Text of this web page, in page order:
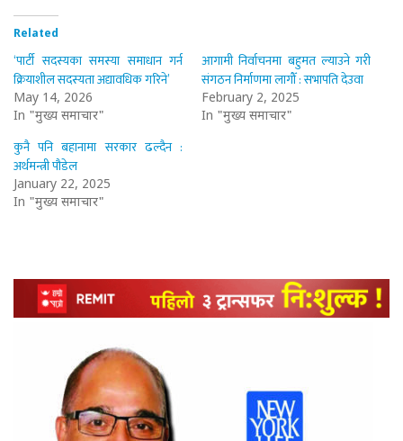
Related
‘पार्टी सदस्यका समस्या समाधान गर्न
क्रियाशील सदस्यता अद्यावधिक गरिने’
May 14, 2026
In "मुख्य समाचार"
आगामी निर्वाचनमा बहुमत ल्याउने गरी
संगठन निर्माणमा लागौँ : सभापति देउवा
February 2, 2025
In "मुख्य समाचार"
कुनै पनि बहानामा सरकार ढल्दैन :
अर्थमन्त्री पौडेल
January 22, 2025
In "मुख्य समाचार"